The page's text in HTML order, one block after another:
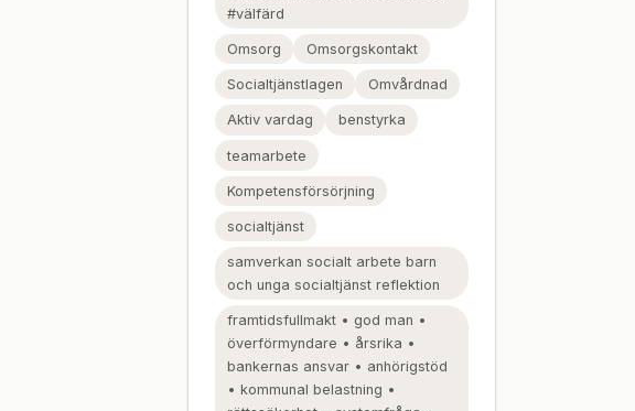
#välfärd
Omsorg Omsorgskontakt
Socialtjänstlagen Omvårdnad
Aktiv vardag benstyrka
teamarbete
Kompetensförsörjning
socialtjänst
samverkan socialt arbete barn
och unga socialtjänst reflektion
framtidsfullmakt • god man •
överförmyndare • årsrika •
bankernas ansvar • anhörigstöd
• kommunal belastning •